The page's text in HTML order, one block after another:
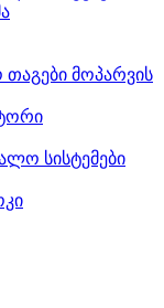
მოპარვის